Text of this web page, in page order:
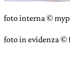
foto interna ©
foto in evidenza ©